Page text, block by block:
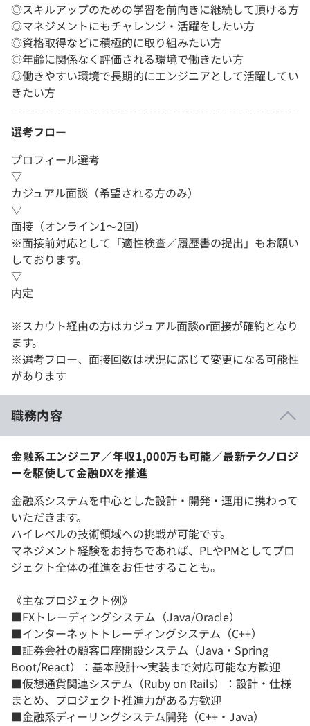
◎スキルアップのための学習を前向きに継続して頂ける方
◎マネジメントにもチャレンジ・活躍をしたい方
◎資格取得などに積極的に取り組みたい方
◎年齢に関係なく評価される環境で働きたい方
◎働きやすい環境で長期的にエンジニアとして活躍してい
きたい方
選考フロー
プロフィール選考
▽
カジュアル面談（希望される方のみ）
▽
面接（オンライン1～2回）
※面接前対応として「適性検査／履歴書の提出」もお願い
しております。
▽
内定
※スカウト経由の方はカジュアル面談or面接が確約となり
ます。
※選考フロー、面接回数は状況に応じて変更になる可能性
があります
職務内容
金融系エンジニア／年収1,000万も可能／最新テクノロジ
ーを駆使して金融DXを推進
金融系システムを中心とした設計・開発・運用に携わって
いただきます。
ハイレベルの技術領域への挑戦が可能です。
マネジメント経験をお持ちであれば、PLやPMとしてプロ
ジェクト全体の推進をお任せすることも。
《主なプロジェクト例》
■FXトレーディングシステム（Java/Oracle）
■インターネットトレーディングシステム（C++）
■証券会社の顧客口座開設システム（Java・Spring
Boot/React）：基本設計～実装まで対応可能な方歓迎
■仮想通貨関連システム（Ruby on Rails）：設計・仕様
まとめ、プロジェクト推進力がある方歓迎
■金融系ディーリングシステム開発（C++・Java）